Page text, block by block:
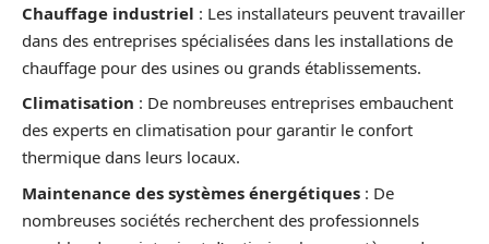
Chauffage industriel : Les installateurs peuvent travailler
dans des entreprises spécialisées dans les installations de
chauffage pour des usines ou grands établissements.
Climatisation : De nombreuses entreprises embauchent
des experts en climatisation pour garantir le confort
thermique dans leurs locaux.
Maintenance des systèmes énergétiques : De
nombreuses sociétés recherchent des professionnels